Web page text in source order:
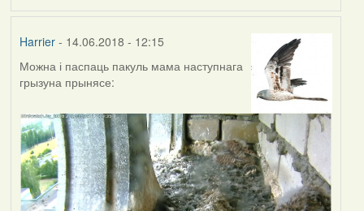
Harrier- 14.06.2018 - 12:15
Можна і паспаць пакуль мама наступнага
грызуна прынясе: